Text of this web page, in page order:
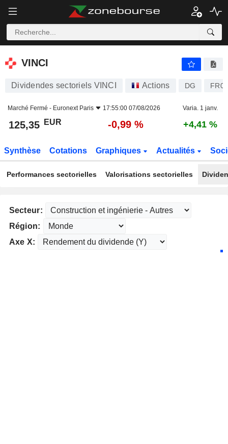
VINCI
VINCI
Dividendes sectoriels VINCI Actions DG
Marché Fermé - Euronext Paris 17:55:00 07/08/2026 Varia. 1 janv.
125,35 EUR -0,99 % +4,41 %
Synthèse Cotations Graphiques Actualités
Performances sectorielles Valorisations sectorielles
Secteur:
Région:
Axe X: